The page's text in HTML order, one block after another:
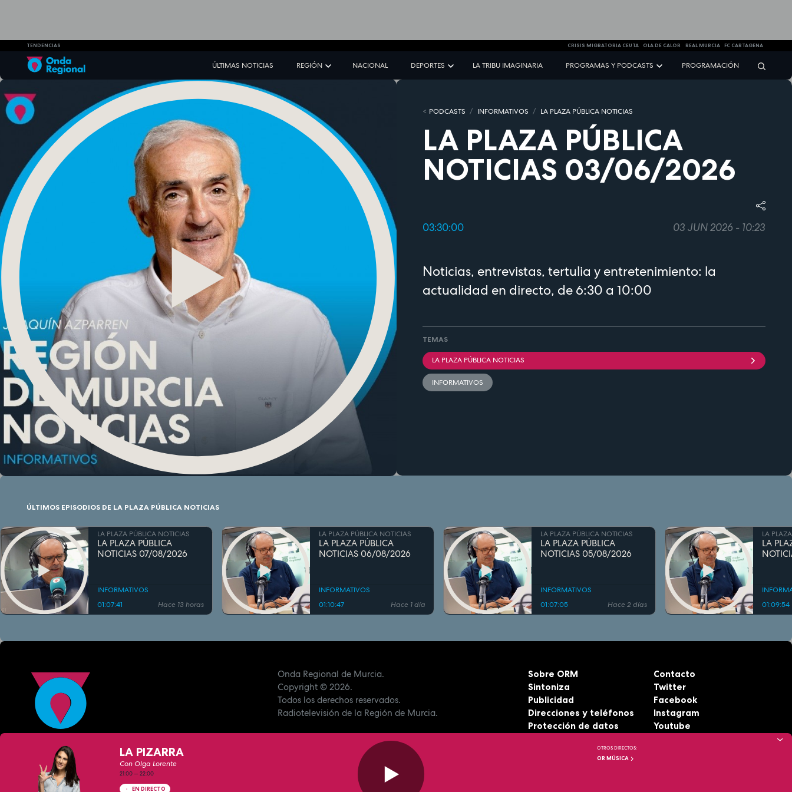
TENDENCIAS CRISIS MIGRATORIA CEUTA OLA DE CALOR REAL MURCIA FC CARTAGENA
ÚLTIMAS NOTICIAS REGIÓN NACIONAL DEPORTES LA TRIBU IMAGINARIA PROGRAMAS Y PODCASTS PROGRAMACIÓN
PODCASTS INFORMATIVOS LA PLAZA PÚBLICA NOTICIAS
LA PLAZA PÚBLICA
NOTICIAS 03/06/2026
03:30:00 03 JUN 2026 - 10:23
Noticias, entrevistas, tertulia y entretenimiento: la
actualidad en directo, de 6:30 a 10:00
TEMAS
LA PLAZA PÚBLICA NOTICIAS
INFORMATIVOS
ÚLTIMOS EPISODIOS DE LA PLAZA PÚBLICA NOTICIAS
LA PLAZA PÚBLICA NOTICIAS
LA PLAZA PÚBLICA
NOTICIAS 07/08/2026
INFORMATIVOS
01:07:41
Hace 13 horas
LA PLAZA PÚBLICA NOTICIAS
LA PLAZA PÚBLICA
NOTICIAS 06/08/2026
INFORMATIVOS
01:10:47
Hace 1 día
LA PLAZA PÚBLICA NOTICIAS
LA PLAZA PÚBLICA
NOTICIAS 05/08/2026
INFORMATIVOS
01:07:05
Hace 2 días
LA
LA
01:09:54
Onda Regional de Murcia.
Copyright© 2026.
Todos los derechos reservados.
Radiotelevisión de la Región de Murcia.
Sobre ORM
Sintoniza
Publicidad
Direcciones y teléfonos
Protección de datos
Contacto
Twitter
Facebook
Instagram
Youtube
LA PIZARRA
Con Olga Lorente
21:00—22:00
EN DIRECTO
OTROS DIRECTOS:
OR MÚSICA